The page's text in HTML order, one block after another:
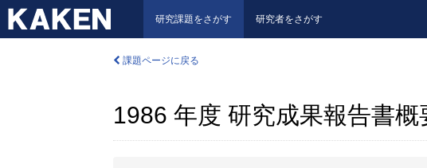
研究課題をさがす 研究者をさがす
課題ページに戻る
1986 年度 研究成果報告書概